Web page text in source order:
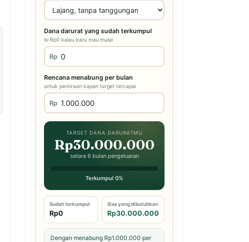
Dana darurat yang sudah terkumpul
isi Rp0 kalau baru mau mulai
Rp
Rencana menabung per bulan
untuk perkiraan kapan target tercapai
Rp
TARGET DANA DARURATMU
Rp30.000.000
setara 6 bulan pengeluaran
Terkumpul 0%
Sudah terkumpul
Rp0
Sisa yang dibutuhkan
Rp30.000.000
Dengan menabung Rp1.000.000 per